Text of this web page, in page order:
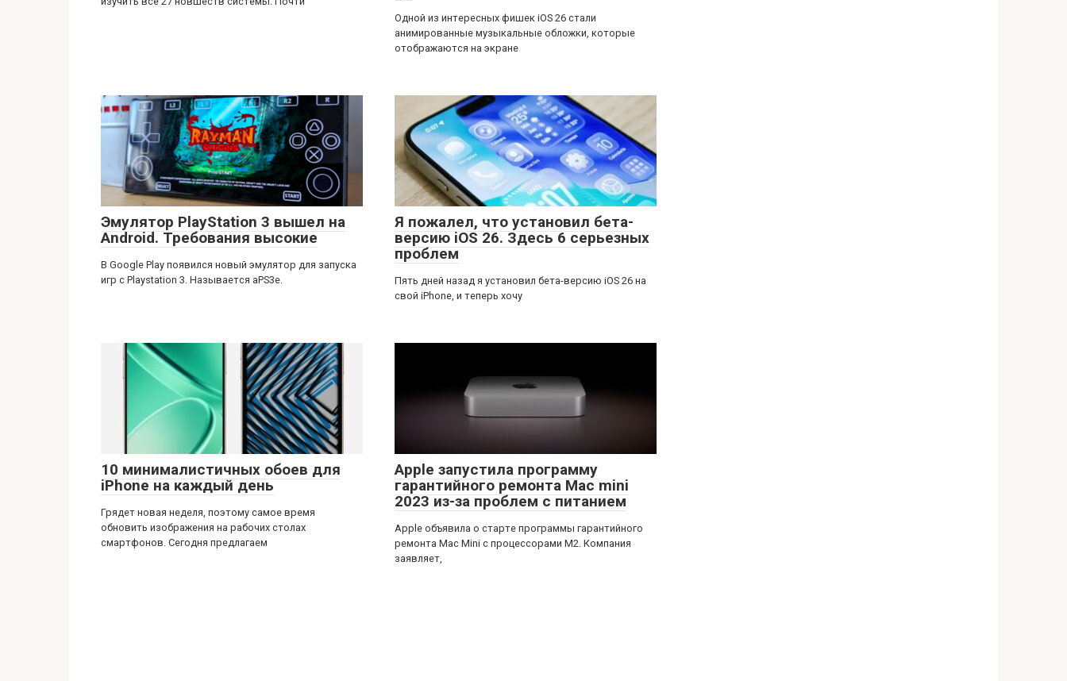
Одной из интересных фишек iOS 26 стали
анимированные музыкальные обложки, которые
отображаются на экране
Эмулятор PlayStation 3 вышел на
Android. Требования высокие
В Google Play появился новый эмулятор для запуска
игр с Playstation 3. Называется aPS3e.
Я пожалел, что установил бета-
версию iOS 26. Здесь 6 серьезных
проблем
Пять дней назад я установил бета-версию iOS 26 на
свой iPhone, и теперь хочу
10 минималистичных обоев для
iPhone на каждый день
Грядет новая неделя, поэтому самое время
обновить изображения на рабочих столах
смартфонов. Сегодня предлагаем
Apple запустила программу
гарантийного ремонта Mac mini
2023 из-за проблем с питанием
Apple объявила о старте программы гарантийного
ремонта Mac Mini с процессорами M2. Компания
заявляет,